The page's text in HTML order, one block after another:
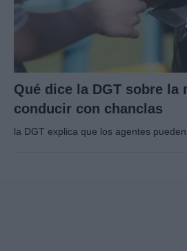
Qué dice la DGT sobre la
conducir con chanclas
la DGT explica que los agentes